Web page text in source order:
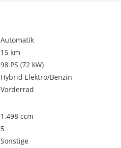
Automatik
15 km
98 PS (72 kW)
Hybrid Elektro/Benzin
Vorderrad
1.498 ccm
5
Sonstige